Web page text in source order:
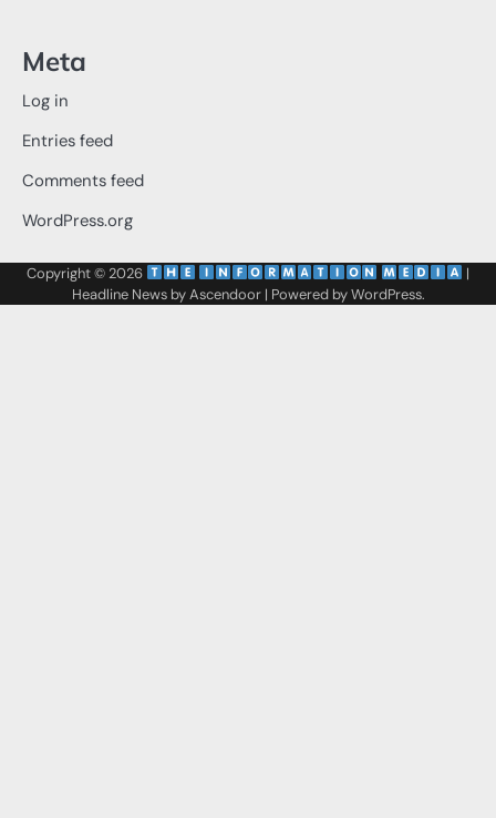
Meta
Log in
Entries feed
Comments feed
WordPress.org
Copyright © 2026
|
Headline News byAscendoor| Powered byWordPress.